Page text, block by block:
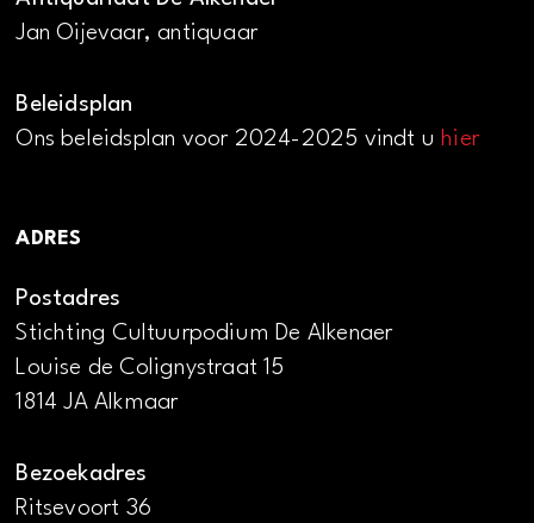
Jan Oijevaar, antiquaar
Beleidsplan
Ons beleidsplan voor 2024-2025 vindt uhier
ADRES
Postadres
Stichting Cultuurpodium De Alkenaer
Louise de Colignystraat 15
1814 JA Alkmaar
Bezoekadres
Ritsevoort 36